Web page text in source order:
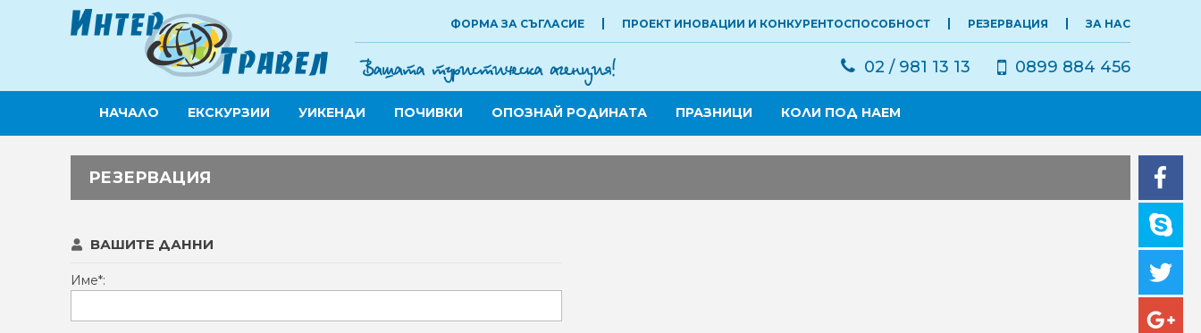
ФОРМА ЗА СЪГЛАСИЕ ПРОЕКТ ИНОВАЦИИ И КОНКУРЕНТОСПОСОБНОСТ РЕЗЕРВАЦИЯ ЗА НАС
02 / 981 13 13 0899 884 456
НАЧАЛО ЕКСКУРЗИИ УИКЕНДИ ПОЧИВКИ ОПОЗНАЙ РОДИНАТА ПРАЗНИЦИ КОЛИ ПОД НАЕМ
РЕЗЕРВАЦИЯ
ВАШИТЕ ДАННИ
Име*: